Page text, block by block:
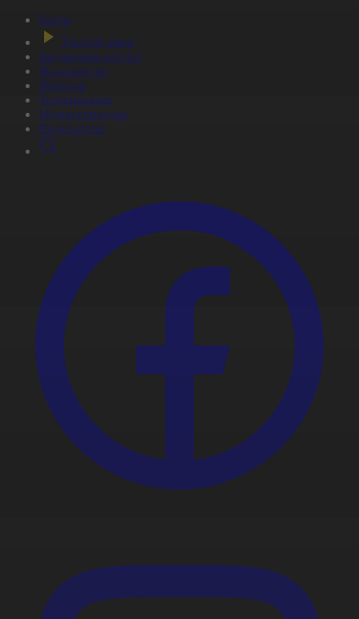
Басты
Тікелей эфир
Бағдарлама кестесі
Жаңалықтар
Жобалар
Телехикаялар
Мультсериалдар
Видеоархив